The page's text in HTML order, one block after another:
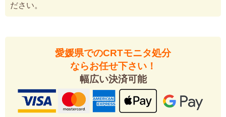
ださい。
愛媛県でのCRTモニタ処分
ならお任せ下さい！
幅広い決済可能